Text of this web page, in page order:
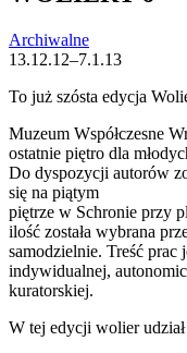
Archiwalne
13.12.12–7.1.13
To już szósta edycja
Muzeum Współczesne
ostatnie piętro dla
Do dyspozycji autorów
się na piątym
piętrze w Schronie przy
ilość została wybrana
samodzielnie. Treść
indywidualnej,
kuratorskiej.
W tej edycji wolier